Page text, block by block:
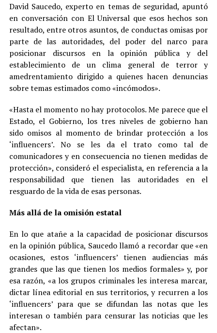
David Saucedo, experto en temas de seguridad, apuntó
en conversación con El Universal que esos hechos son
resultado, entre otros asuntos, de conductas omisas por
parte de las autoridades, del poder del narco para
posicionar discursos en la opinión pública y del
establecimiento de un clima general de terror y
amedrentamiento dirigido a quienes hacen denuncias
sobre temas estimados como «incómodos».
«Hasta el momento no hay protocolos. Me parece que el
Estado, el Gobierno, los tres niveles de gobierno han
sido omisos al momento de brindar protección a los
‘influencers’. No se les da el trato como tal de
comunicadores y en consecuencia no tienen medidas de
protección», consideró el especialista, en referencia a la
responsabilidad que tienen las autoridades en el
resguardo de la vida de esas personas.
Más allá de la omisión estatal
En lo que atañe a la capacidad de posicionar discursos
en la opinión pública, Saucedo llamó a recordar que «en
ocasiones, estos ‘influencers’ tienen audiencias más
grandes que las que tienen los medios formales» y, por
esa razón, «a los grupos criminales les interesa marcar,
dictar línea editorial en sus territorios, y recurren a los
‘influencers’ para que se difundan las notas que les
interesan o también para censurar las noticias que les
afectan».